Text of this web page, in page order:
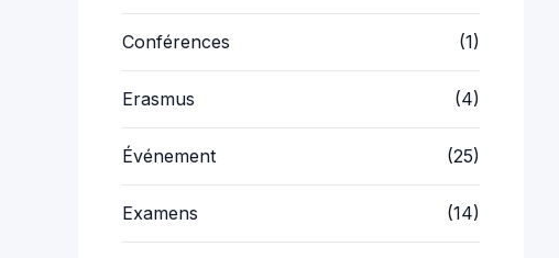
Conférences (1)
Erasmus (4)
Événement (25)
Examens (14)